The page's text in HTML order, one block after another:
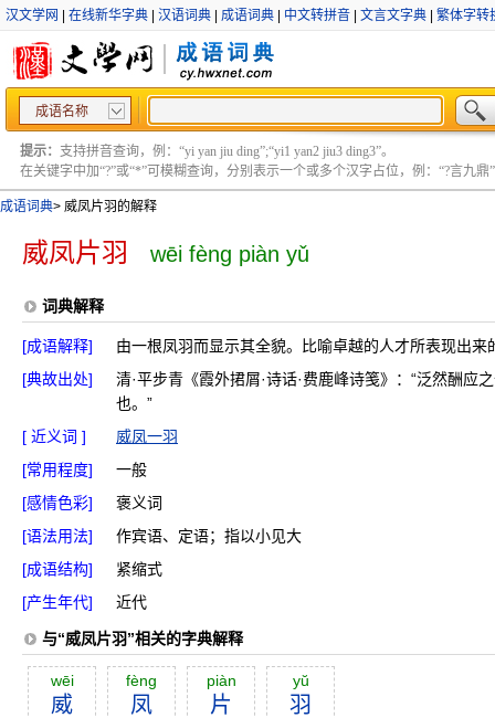
汉文学网 在线新华字典 汉语词典 成语词典 中文转拼音 文言文字典 繁体字转
成语名称
提示： 支持拼音查询，例：“yi yan jiu ding”;“yi1 yan2 jiu3 ding3”。
在关键字中加“?”或“*”可模糊查询，分别表示一个或多个汉字占位，例：“?言九鼎”
成语词典> 威凤片羽的解释
威凤片羽 wēi fèng piàn yǔ
词典解释
[成语解释]
由一根凤羽而显示其全貌。比喻卓越的人才所表现出
[典故出处]
清·平步青《霞外捃屑·诗话·费鹿峰诗笺》：“泛然酬应
也。”
[ 近义词 ]
威凤一羽
[常用程度]
一般
[感情色彩]
褒义词
[语法用法]
作宾语、定语；指以小见大
[成语结构]
紧缩式
[产生年代]
近代
与“威凤片羽”相关的字典解释
wēi
威
fèng
凤
piàn
片
yŭ
羽